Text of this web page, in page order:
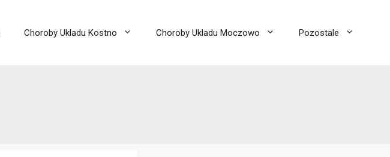
Choroby Ukladu Kostno Choroby Ukladu Moczowo Pozostale